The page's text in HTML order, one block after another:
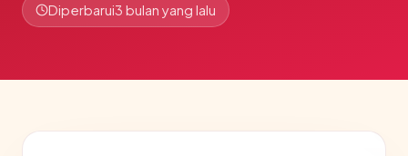
Diperbarui3 bulan yang lalu